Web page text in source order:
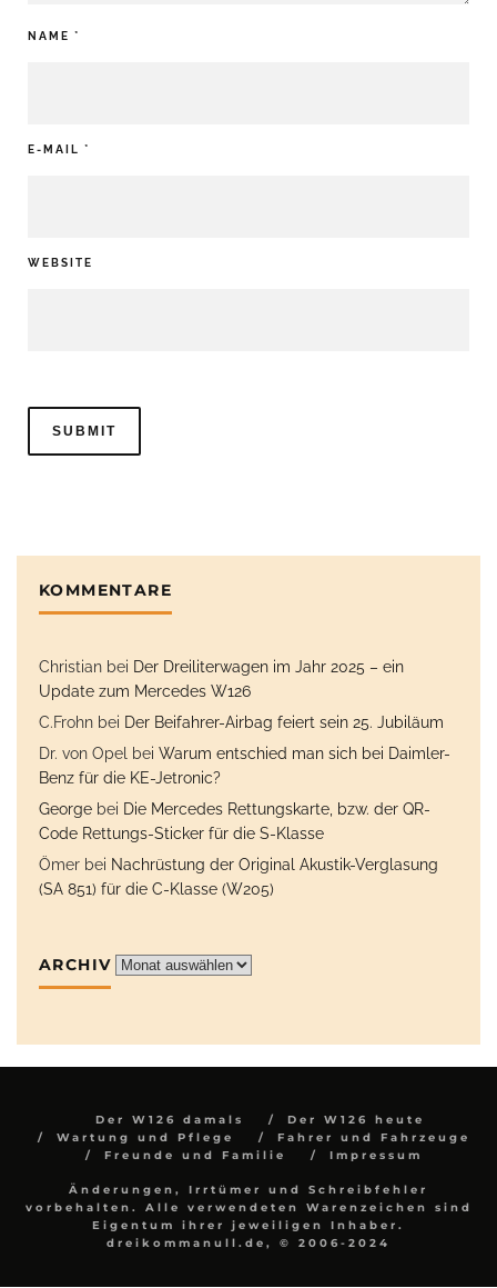
NAME *
E-MAIL *
WEBSITE
KOMMENTARE
Christian bei Der Dreiliterwagen im Jahr 2025 – ein
Update zum Mercedes W126
C.Frohn bei Der Beifahrer-Airbag feiert sein 25. Jubiläum
Dr. von Opel
bei Warum entschied man sich bei Daimler-
Benz für die KE-Jetronic?
George bei Die Mercedes Rettungskarte, bzw. der QR-
Code Rettungs-Sticker für die S-Klasse
Ömer bei Nachrüstung der Original Akustik-Verglasung
(SA 851) für die C-Klasse (W205)
ARCHIV Archiv
Der W126 damals
Der W126 heute
Wartung und Pflege
Fahrer und Fahrzeuge
Freunde und Familie
Impressum
Änderungen, Irrtümer und Schreibfehler
vorbehalten. Alle verwendeten Warenzeichen sind
Eigentum ihrer jeweiligen Inhaber.
dreikommanull.de, © 2006-2024